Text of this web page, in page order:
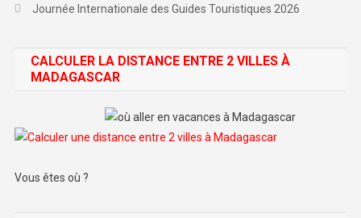
Journée Internationale des Guides Touristiques 2026
CALCULER LA DISTANCE ENTRE 2 VILLES À
MADAGASCAR
Vous êtes où ?